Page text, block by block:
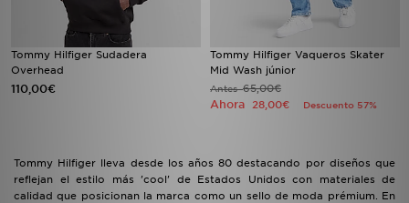
Tommy Hilfiger Sudadera
Overhead
110,00€
Tommy Hilfiger Vaqueros Skater
Mid Wash júnior
Antes65,00€
Ahora 28,00€ Descuento 57%
Tommy Hilfiger lleva desde los años 80 destacando por diseños que
reflejan el estilo más 'cool' de Estados Unidos con materiales de
calidad que posicionan la marca como un sello de moda prémium. En